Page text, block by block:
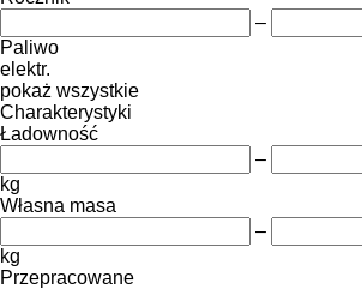
–
Paliwo
elektr.
pokaż wszystkie
Charakterystyki
Ładowność
–
kg
Własna masa
–
kg
Przepracowane